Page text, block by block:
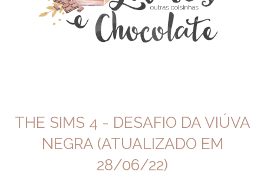
THE SIMS 4 - DESAFIO DA VIÚVA
NEGRA (ATUALIZADO EM
28/06/22)